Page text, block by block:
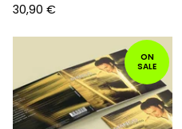
30,90 €
ON
SALE